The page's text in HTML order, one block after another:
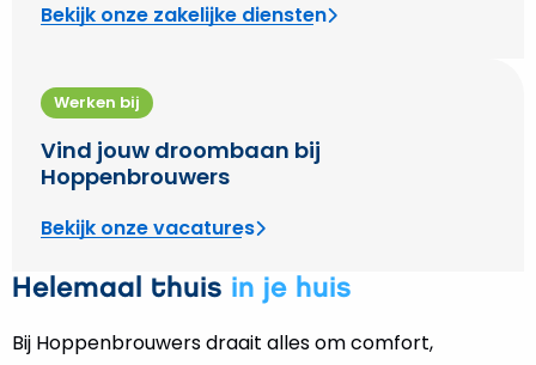
Bekijk onze zakelijke diensten
Werken bij
Vind jouw droombaan bij
Hoppenbrouwers
Bekijk onze vacatures
Helemaal thuis in je huis
Bij Hoppenbrouwers draait alles om comfort,